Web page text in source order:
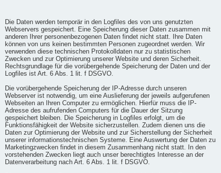
Die Daten werden temporär in den Logfiles des von uns genutzten
Webservers gespeichert. Eine Speicherung dieser Daten zusammen mit
anderen Ihrer personenbezogenen Daten findet nicht statt. Ihre Daten
können von uns keinen bestimmten Personen zugeordnet werden. Wir
verwenden diese technischen Protokolldaten nur zu statistischen
Zwecken und zur Optimierung unserer Website und deren Sicherheit.
Rechtsgrundlage für die vorübergehende Speicherung der Daten und der
Logfiles ist Art. 6 Abs. 1 lit. f DSGVO.
Die vorübergehende Speicherung der IP-Adresse durch unseren
Webserver ist notwendig, um eine Auslieferung der jeweils aufgerufenen
Webseiten an Ihren Computer zu ermöglichen. Hierfür muss die IP-
Adresse des aufrufenden Computers für die Dauer der Sitzung
gespeichert bleiben. Die Speicherung in Logfiles erfolgt, um die
Funktionsfähigkeit der Website sicherzustellen. Zudem dienen uns die
Daten zur Optimierung der Website und zur Sicherstellung der Sicherheit
unserer informationstechnischen Systeme. Eine Auswertung der Daten zu
Marketingzwecken findet in diesem Zusammenhang nicht statt. In den
vorstehenden Zwecken liegt auch unser berechtigtes Interesse an der
Datenverarbeitung nach Art. 6 Abs. 1 lit. f DSGVO.